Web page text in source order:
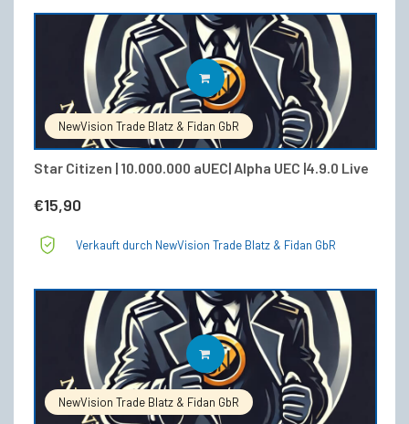
NewVision Trade Blatz & Fidan GbR
Star Citizen | 10.000.000 aUEC| Alpha UEC |4.9.0 Live
€15,90
IN DEN WARENKORB
Verkauft durch NewVision Trade Blatz & Fidan GbR
NewVision Trade Blatz & Fidan GbR
IN DEN WARENKORB